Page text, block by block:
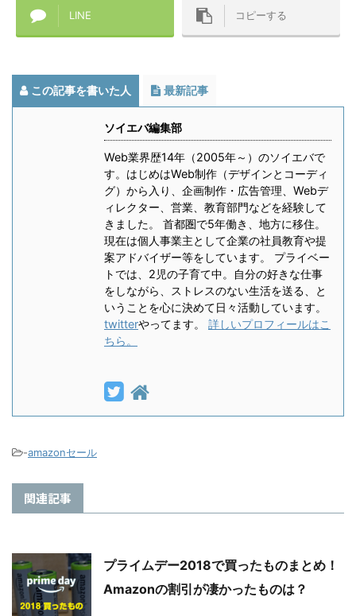
LINE コピーする
この記事を書いた人 最新記事
ソイエバ編集部
Web業界歴14年（2005年～）のソイエバで
す。はじめはWeb制作（デザインとコーディ
グ）から入り、企画制作・広告管理、Webデ
ィレクター、営業、教育部門などを経験して
きました。 首都圏で5年働き、地方に移住。
現在は個人事業主として企業の社員教育や提
案アドバイザー等をしています。 プライベー
トでは、2児の子育て中。自分の好きな仕事
をしながら、ストレスのない生活を送る、と
いうことを心に決めて日々活動しています。
twitterやってます。 詳しいプロフィールはこ
ちら。
-amazonセール
関連記事
プライムデー2018で買ったものまとめ！
Amazonの割引が凄かったものは？